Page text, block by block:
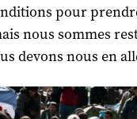
pour
nous sommes
devons nous en